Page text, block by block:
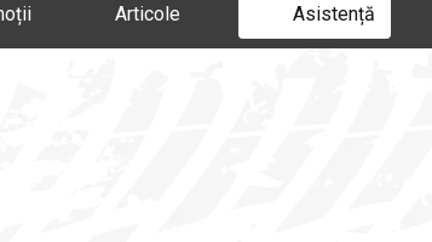
Articole Asistență